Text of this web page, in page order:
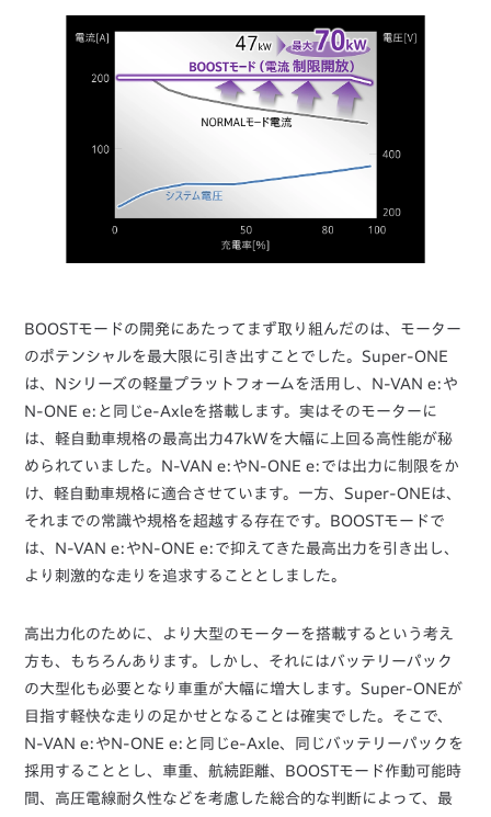
BOOSTモードの開発にあたってまず取り組んだのは、モーター
のポテンシャルを最大限に引き出すことでした。Super-ONE
は、Nシリーズの軽量プラットフォームを活用し、N-VAN e:や
N-ONE e:と同じe-Axleを搭載します。実はそのモーターに
は、軽自動車規格の最高出力47kWを大幅に上回る高性能が秘
められていました。N-VAN e:やN-ONE e:では出力に制限をか
け、軽自動車規格に適合させています。一方、Super-ONEは、
それまでの常識や規格を超越する存在です。BOOSTモードで
は、N-VAN e:やN-ONE e:で抑えてきた最高出力を引き出し、
より刺激的な走りを追求することとしました。
高出力化のために、より大型のモーターを搭載するという考え
方も、もちろんあります。しかし、それにはバッテリーパック
の大型化も必要となり車重が大幅に増大します。Super-ONEが
目指す軽快な走りの足かせとなることは確実でした。そこで、
N-VAN e:やN-ONE e:と同じe-Axle、同じバッテリーパックを
採用することとし、車重、航続距離、BOOSTモード作動可能時
間、高圧電線耐久性などを考慮した総合的な判断によって、最